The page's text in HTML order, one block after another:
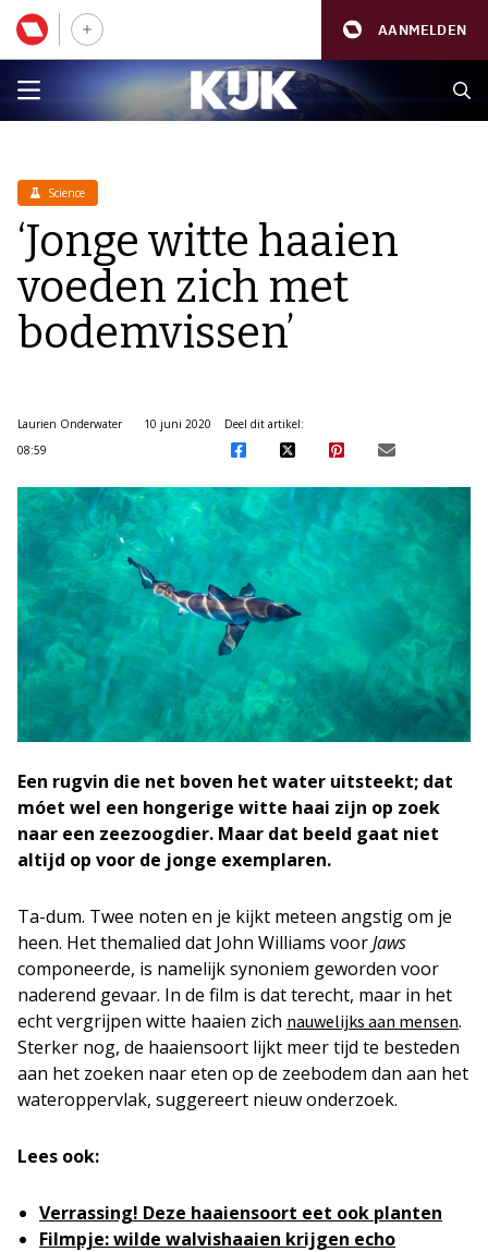
AANMELDEN
Science
‘Jonge witte haaien
voeden zich met
bodemvissen’
Laurien Onderwater
10 juni 2020
08:59
Deel dit artikel:
Een rugvin die net boven het water uitsteekt; dat
móet wel een hongerige witte haai zijn op zoek
naar een zeezoogdier. Maar dat beeld gaat niet
altijd op voor de jonge exemplaren.
Ta-dum. Twee noten en je kijkt meteen angstig om je
heen. Het themalied dat John Williams voorJaws
componeerde, is namelijk synoniem geworden voor
naderend gevaar. In de film is dat terecht, maar in het
echt vergrijpen witte haaien zich nauwelijks aan mensen.
Sterker nog, de haaiensoort lijkt meer tijd te besteden
aan het zoeken naar eten op de zeebodem dan aan het
wateroppervlak, suggereert nieuw onderzoek.
Lees ook:
Verrassing! Deze haaiensoort eet ook planten
Filmpje: wilde walvishaaien krijgen echo